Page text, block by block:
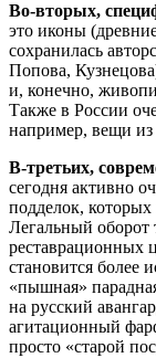
Во-вторых,
это иконы
сохранилась
Попова,
и, конечно,
Также в России
например, вещи
В-третьих,
сегодня активно
подделок,
Легальный оборот
реставрационных
становится более
«пышная»
на русский
агитационный
просто «старой